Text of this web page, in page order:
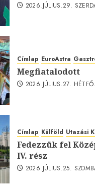
2026.JÚLIUS.29.
Címlap EuroAstra
Megfiatalodott
2026.JÚLIUS.27. HÉTFŐ.
Címlap Külföld Utazási
Fedezzük fel
IV. rész
2026.JÚLIUS.25.